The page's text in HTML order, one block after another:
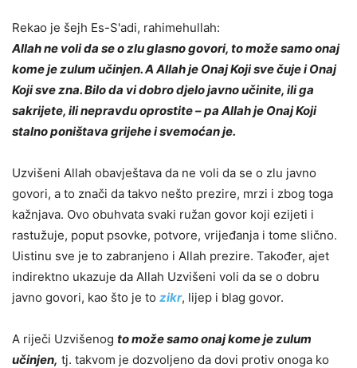
Rekao je šejh Es-S'adi, rahimehullah:
Allah ne voli da se o zlu glasno govori, to može samo onaj
kome je zulum učinjen. A Allah je Onaj Koji sve čuje i Onaj
Koji sve zna. Bilo da vi dobro djelo javno učinite, ili ga
sakrijete, ili nepravdu oprostite – pa Allah je Onaj Koji
stalno poništava grijehe i svemoćan je.
Uzvišeni Allah obavještava da ne voli da se o zlu javno
govori, a to znači da takvo nešto prezire, mrzi i zbog toga
kažnjava. Ovo obuhvata svaki ružan govor koji ezijeti i
rastužuje, poput psovke, potvore, vrijeđanja i tome slično.
Uistinu sve je to zabranjeno i Allah prezire. Također, ajet
indirektno ukazuje da Allah Uzvišeni voli da se o dobru
javno govori, kao što je to zikr, lijep i blag govor.
A riječi Uzvišenog to može samo onaj kome je zulum
učinjen, tj. takvom je dozvoljeno da dovi protiv onoga ko